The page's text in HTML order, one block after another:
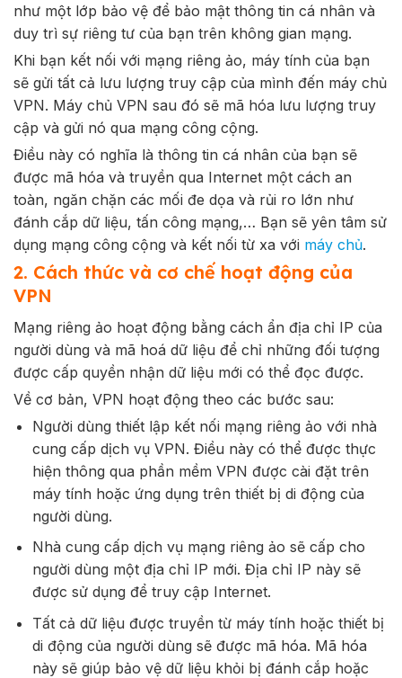
như một lớp bảo vệ để bảo mật thông tin cá nhân và
duy trì sự riêng tư của bạn trên không gian mạng.
Khi bạn kết nối với mạng riêng ảo, máy tính của bạn
sẽ gửi tất cả lưu lượng truy cập của mình đến máy chủ
VPN. Máy chủ VPN sau đó sẽ mã hóa lưu lượng truy
cập và gửi nó qua mạng công cộng.
Điều này có nghĩa là thông tin cá nhân của bạn sẽ
được mã hóa và truyền qua Internet một cách an
toàn, ngăn chặn các mối đe dọa và rủi ro lớn như
đánh cắp dữ liệu, tấn công mạng,… Bạn sẽ yên tâm sử
dụng mạng công cộng và kết nối từ xa với máy chủ.
2. Cách thức và cơ chế hoạt động của
VPN
Mạng riêng ảo hoạt động bằng cách ẩn địa chỉ IP của
người dùng và mã hoá dữ liệu để chỉ những đối tượng
được cấp quyền nhận dữ liệu mới có thể đọc được.
Về cơ bản, VPN hoạt động theo các bước sau:
Người dùng thiết lập kết nối mạng riêng ảo với nhà
cung cấp dịch vụ VPN. Điều này có thể được thực
hiện thông qua phần mềm VPN được cài đặt trên
máy tính hoặc ứng dụng trên thiết bị di động của
người dùng.
Nhà cung cấp dịch vụ mạng riêng ảo sẽ cấp cho
người dùng một địa chỉ IP mới. Địa chỉ IP này sẽ
được sử dụng để truy cập Internet.
Tất cả dữ liệu được truyền từ máy tính hoặc thiết bị
di động của người dùng sẽ được mã hóa. Mã hóa
này sẽ giúp bảo vệ dữ liệu khỏi bị đánh cắp hoặc